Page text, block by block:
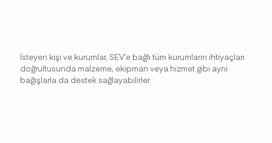
İsteyen kişi ve kurumlar, SEV’e bağlı tüm kurumların ihtiyaçları
doğrultusunda malzeme, ekipman veya hizmet gibi ayni
bağışlarla da destek sağlayabilirler.